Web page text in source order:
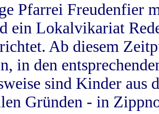
Pfarrei Freudenfier
ein Lokalvikariat
Ab diesem
in den
sind Kinder aus
Gründen - in